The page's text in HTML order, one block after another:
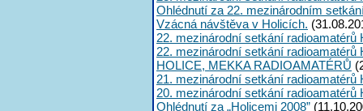
Ohlédnutí za 22. mezinárodním
Vzácná návštěva v Holicích.
22. mezinárodní setkání
22. mezinárodní setkání radioamatérů
HOLICE, MEKKA RADIOAMATÉRŮ
21. mezinárodní setkání radioamatérů
20. mezinárodní setkání radioamatérů
Ohlédnutí za „Holicemi 2008”